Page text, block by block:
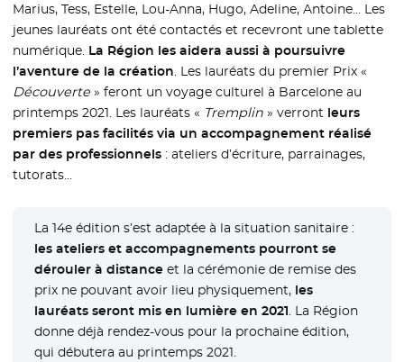
Marius, Tess, Estelle, Lou-Anna, Hugo, Adeline, Antoine… Les
jeunes lauréats ont été contactés et recevront une tablette
numérique. La Région les aidera aussi à poursuivre
l’aventure de la création. Les lauréats du premier Prix «
Découverte » feront un voyage culturel à Barcelone au
printemps 2021. Les lauréats « Tremplin » verront leurs
premiers pas facilités via un accompagnement réalisé
par des professionnels : ateliers d’écriture, parrainages,
tutorats…
La 14e édition s’est adaptée à la situation sanitaire :
les ateliers et accompagnements pourront se
dérouler à distance et la cérémonie de remise des
prix ne pouvant avoir lieu physiquement, les
lauréats seront mis en lumière en 2021. La Région
donne déjà rendez-vous pour la prochaine édition,
qui débutera au printemps 2021.